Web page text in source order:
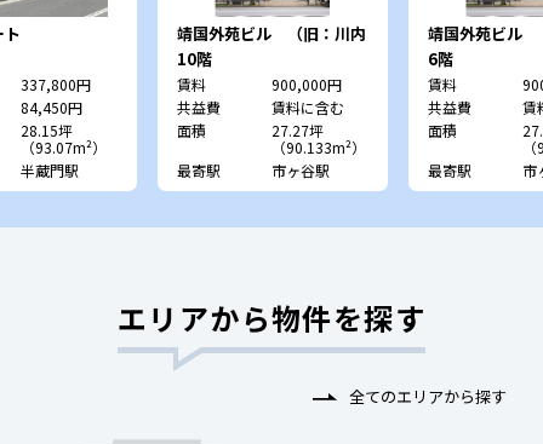
337,800円
84,450円
28.15坪
（93.07m²）
半蔵門駅
靖国外苑ビル （旧：川内
ビル）
10階
賃料
900,000円
共益費
賃料に含む
面積
27.27坪
（90.133m²）
最寄駅
市ヶ谷駅
靖国外苑ビル
ビル）
6階
賃料
共益費
賃
面積
最寄駅
市
エリアから物件を探す
全てのエリアから探す